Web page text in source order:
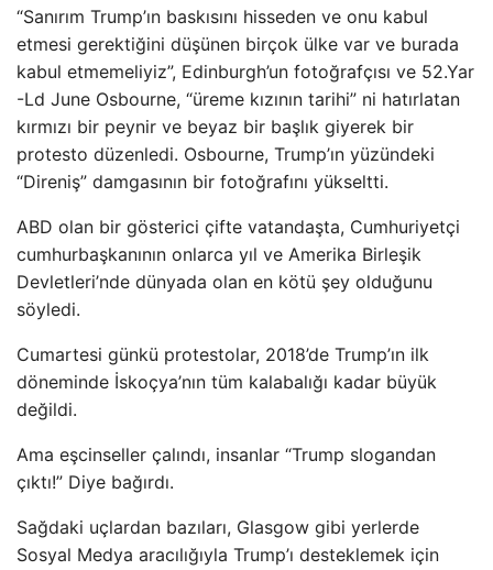
“Sanırım Trump’ın baskısını hisseden ve onu kabul
etmesi gerektiğini düşünen birçok ülke var ve burada
kabul etmemeliyiz”, Edinburgh’un fotoğrafçısı ve 52.Yar
-Ld June Osbourne, “üreme kızının tarihi” ni hatırlatan
kırmızı bir peynir ve beyaz bir başlık giyerek bir
protesto düzenledi. Osbourne, Trump’ın yüzündeki
“Direniş” damgasının bir fotoğrafını yükseltti.
ABD olan bir gösterici çifte vatandaşta, Cumhuriyetçi
cumhurbaşkanının onlarca yıl ve Amerika Birleşik
Devletleri’nde dünyada olan en kötü şey olduğunu
söyledi.
Cumartesi günkü protestolar, 2018’de Trump’ın ilk
döneminde İskoçya’nın tüm kalabalığı kadar büyük
değildi.
Ama eşcinseller çalındı, insanlar “Trump slogandan
çıktı!” Diye bağırdı.
Sağdaki uçlardan bazıları, Glasgow gibi yerlerde
Sosyal Medya aracılığıyla Trump’ı desteklemek için